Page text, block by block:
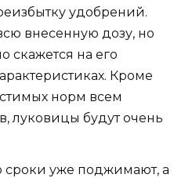
удобрений.
внесенную дозу, но
скажется на его
Кроме
норм всем
луковицы будут очень
сроки уже поджимают, а